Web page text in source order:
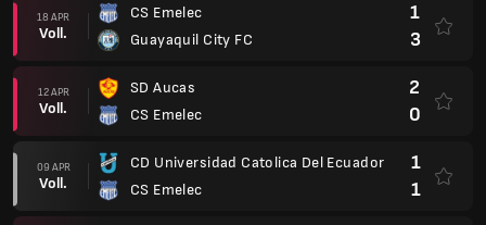
18 APR
Voll.
CS Emelec
Guayaquil City FC
1
3
12 APR
Voll.
SD Aucas
CS Emelec
2
0
09 APR
Voll.
CD Universidad Catolica Del Ecuador
CS Emelec
1
1